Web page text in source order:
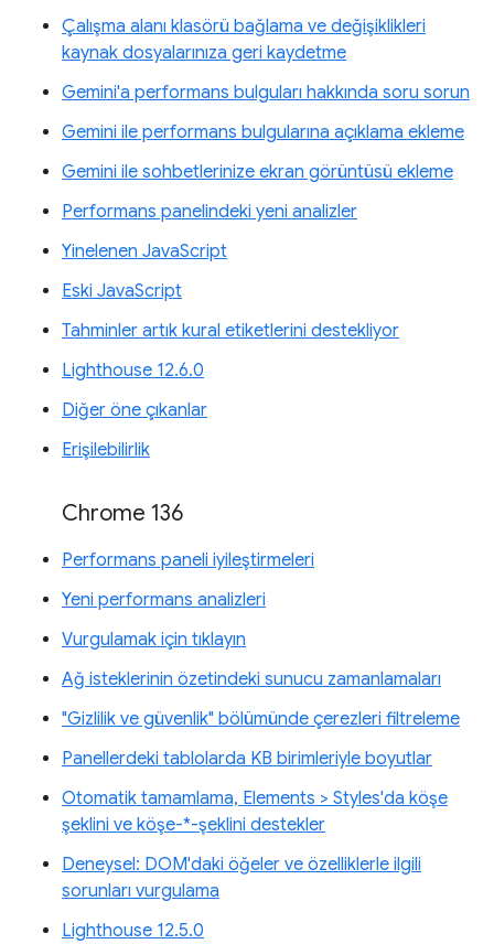
Çalışma alanı klasörü bağlama ve değişiklikleri
kaynak dosyalarınıza geri kaydetme
Gemini'a performans bulguları hakkında soru sorun
Gemini ile performans bulgularına açıklama ekleme
Gemini ile sohbetlerinize ekran görüntüsü ekleme
Performans panelindeki yeni analizler
Yinelenen JavaScript
Eski JavaScript
Tahminler artık kural etiketlerini destekliyor
Lighthouse 12.6.0
Diğer öne çıkanlar
Erişilebilirlik
Chrome 136
Performans paneli iyileştirmeleri
Yeni performans analizleri
Vurgulamak için tıklayın
Ağ isteklerinin özetindeki sunucu zamanlamaları
"Gizlilik ve güvenlik" bölümünde çerezleri filtreleme
Panellerdeki tablolarda KB birimleriyle boyutlar
Otomatik tamamlama, Elements > Styles'da köşe
şeklini ve köşe-*-şeklini destekler
Deneysel: DOM'daki öğeler ve özelliklerle ilgili
sorunları vurgulama
Lighthouse 12.5.0